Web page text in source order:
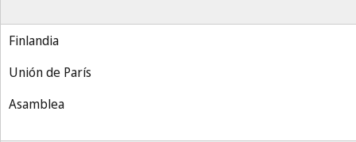
Finlandia
Unión de París
Asamblea